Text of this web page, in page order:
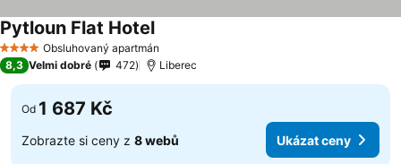
4 Počet hvězdiček
Obsluhovaný apartmán
Pytloun Flat Hotel
8,3 Velmi dobré 472 Liberec
Od 1 687 Kč
Zobrazte si ceny z 8 webů Ukázat ceny